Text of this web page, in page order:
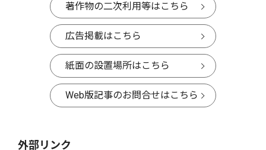
著作物の二次利用等はこちら
広告掲載はこちら
紙面の設置場所はこちら
Web版記事のお問合せはこちら
外部リンク